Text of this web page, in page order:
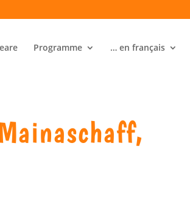
Programme … en français